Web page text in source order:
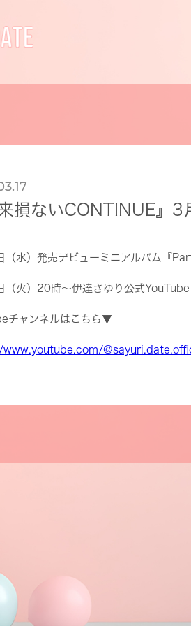
来損ないCONTINUE』3
（水）発売デビューミニアルバム『
（火）20時〜伊達さゆり公式YouTube
チャンネルはこちら▼